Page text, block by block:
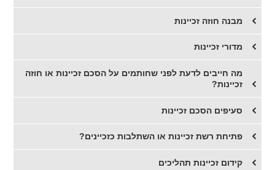
מבנה חוזה זכיינות
מדורי זכיינות
מה חייבים לדעת לפני שחותמים על הסכם זכיינות או חוזה
זכיינות?
סעיפים הסכם זכיינות
פתיחת רשת זכיינות או השתלבות כזכיינים?
קידום זכיינות תהליכים